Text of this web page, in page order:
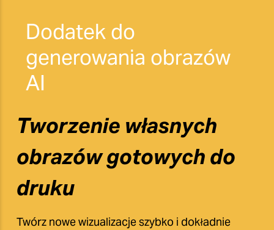
Dodatek do
generowania obrazów
AI
Tworzenie własnych
obrazów gotowych do
druku
Twórz nowe wizualizacje szybko i dokładnie